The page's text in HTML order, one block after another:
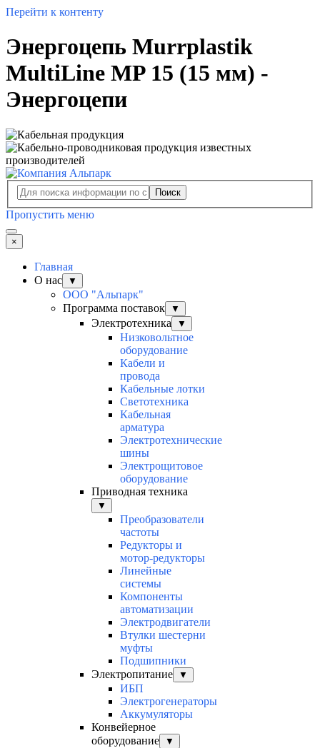
Перейти к контенту
Энергоцепь Murrplastik
MultiLine MP 15 (15 мм) -
Энергоцепи
Поиск
Пропустить меню
×
Главная
О нас
▼
ООО "Альпарк"
Программа поставок
▼
Электротехника ▼
Низковольтное
оборудование
Кабели и
провода
Кабельные лотки
Светотехника
Кабельная
арматура
Электротехнические
шины
Электрощитовое
оборудование
Приводная техника
▼
Преобразователи
частоты
Редукторы и
мотор-редукторы
Линейные
системы
Компоненты
автоматизации
Электродвигатели
Втулки шестерни
муфты
Подшипники
Электропитание
▼
ИБП
Электрогенераторы
Аккумуляторы
Конвейерное
оборудование
▼